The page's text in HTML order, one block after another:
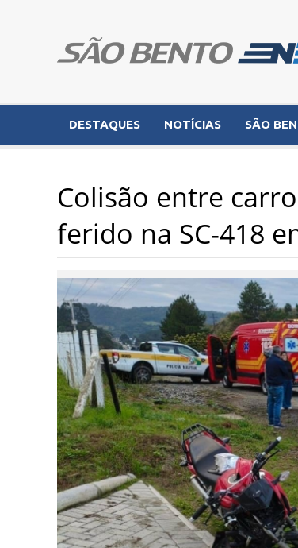
DESTAQUES NOTÍCIAS SÃO
Colisão entre
ferido na SC-418